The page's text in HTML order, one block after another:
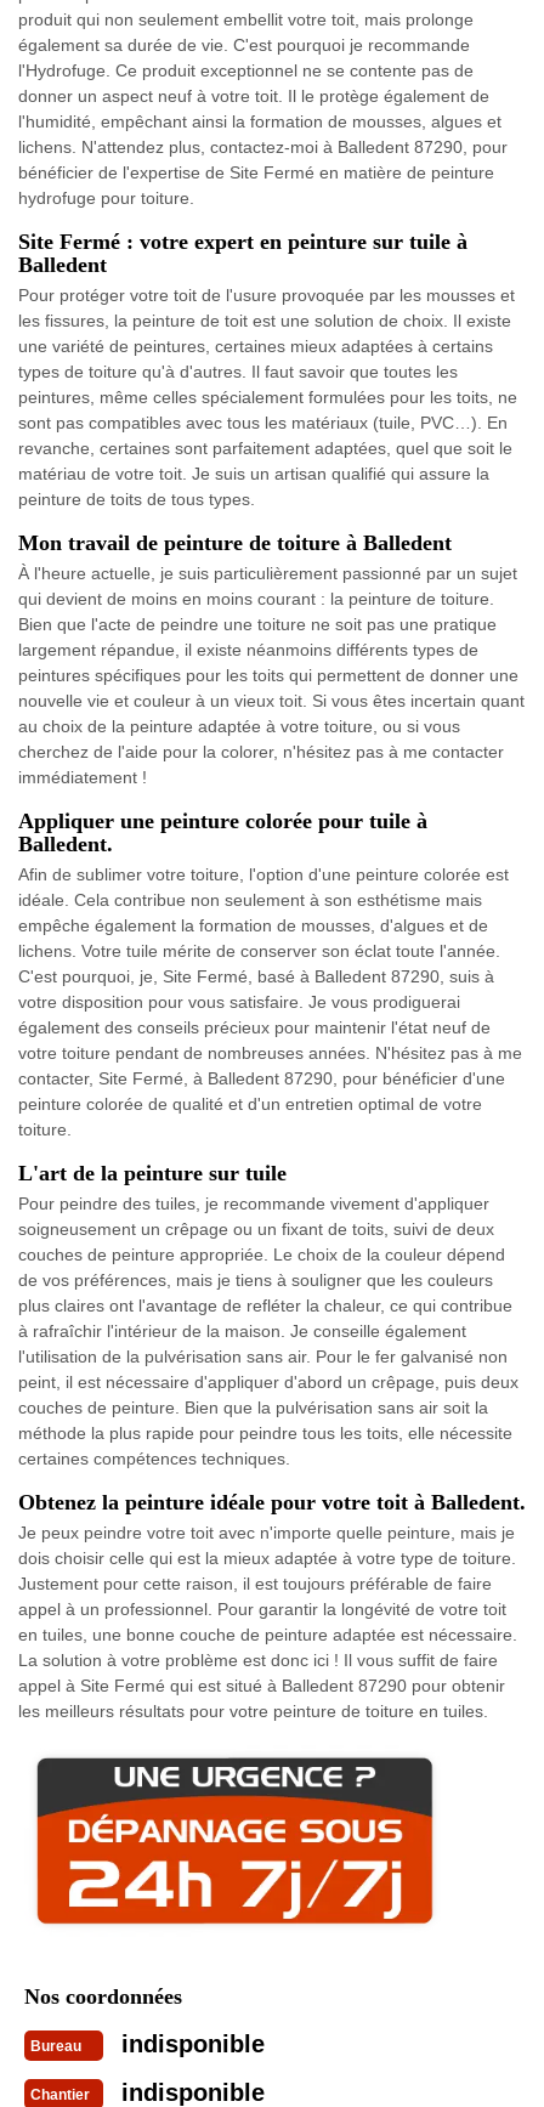
produit qui non seulement embellit votre toit, mais prolonge
également sa durée de vie. C'est pourquoi je recommande
l'Hydrofuge. Ce produit exceptionnel ne se contente pas de
donner un aspect neuf à votre toit. Il le protège également de
l'humidité, empêchant ainsi la formation de mousses, algues et
lichens. N'attendez plus, contactez-moi à Balledent 87290, pour
bénéficier de l'expertise de Site Fermé en matière de peinture
hydrofuge pour toiture.
Site Fermé : votre expert en peinture sur tuile à
Balledent
Pour protéger votre toit de l'usure provoquée par les mousses et
les fissures, la peinture de toit est une solution de choix. Il existe
une variété de peintures, certaines mieux adaptées à certains
types de toiture qu'à d'autres. Il faut savoir que toutes les
peintures, même celles spécialement formulées pour les toits, ne
sont pas compatibles avec tous les matériaux (tuile, PVC…). En
revanche, certaines sont parfaitement adaptées, quel que soit le
matériau de votre toit. Je suis un artisan qualifié qui assure la
peinture de toits de tous types.
Mon travail de peinture de toiture à Balledent
À l'heure actuelle, je suis particulièrement passionné par un sujet
qui devient de moins en moins courant : la peinture de toiture.
Bien que l'acte de peindre une toiture ne soit pas une pratique
largement répandue, il existe néanmoins différents types de
peintures spécifiques pour les toits qui permettent de donner une
nouvelle vie et couleur à un vieux toit. Si vous êtes incertain quant
au choix de la peinture adaptée à votre toiture, ou si vous
cherchez de l'aide pour la colorer, n'hésitez pas à me contacter
immédiatement !
Appliquer une peinture colorée pour tuile à
Balledent.
Afin de sublimer votre toiture, l'option d'une peinture colorée est
idéale. Cela contribue non seulement à son esthétisme mais
empêche également la formation de mousses, d'algues et de
lichens. Votre tuile mérite de conserver son éclat toute l'année.
C'est pourquoi, je, Site Fermé, basé à Balledent 87290, suis à
votre disposition pour vous satisfaire. Je vous prodiguerai
également des conseils précieux pour maintenir l'état neuf de
votre toiture pendant de nombreuses années. N'hésitez pas à me
contacter, Site Fermé, à Balledent 87290, pour bénéficier d'une
peinture colorée de qualité et d'un entretien optimal de votre
toiture.
L'art de la peinture sur tuile
Pour peindre des tuiles, je recommande vivement d'appliquer
soigneusement un crêpage ou un fixant de toits, suivi de deux
couches de peinture appropriée. Le choix de la couleur dépend
de vos préférences, mais je tiens à souligner que les couleurs
plus claires ont l'avantage de refléter la chaleur, ce qui contribue
à rafraîchir l'intérieur de la maison. Je conseille également
l'utilisation de la pulvérisation sans air. Pour le fer galvanisé non
peint, il est nécessaire d'appliquer d'abord un crêpage, puis deux
couches de peinture. Bien que la pulvérisation sans air soit la
méthode la plus rapide pour peindre tous les toits, elle nécessite
certaines compétences techniques.
Obtenez la peinture idéale pour votre toit à Balledent.
Je peux peindre votre toit avec n'importe quelle peinture, mais je
dois choisir celle qui est la mieux adaptée à votre type de toiture.
Justement pour cette raison, il est toujours préférable de faire
appel à un professionnel. Pour garantir la longévité de votre toit
en tuiles, une bonne couche de peinture adaptée est nécessaire.
La solution à votre problème est donc ici ! Il vous suffit de faire
appel à Site Fermé qui est situé à Balledent 87290 pour obtenir
les meilleurs résultats pour votre peinture de toiture en tuiles.
Nos coordonnées
Bureau indisponible
Chantier indisponible